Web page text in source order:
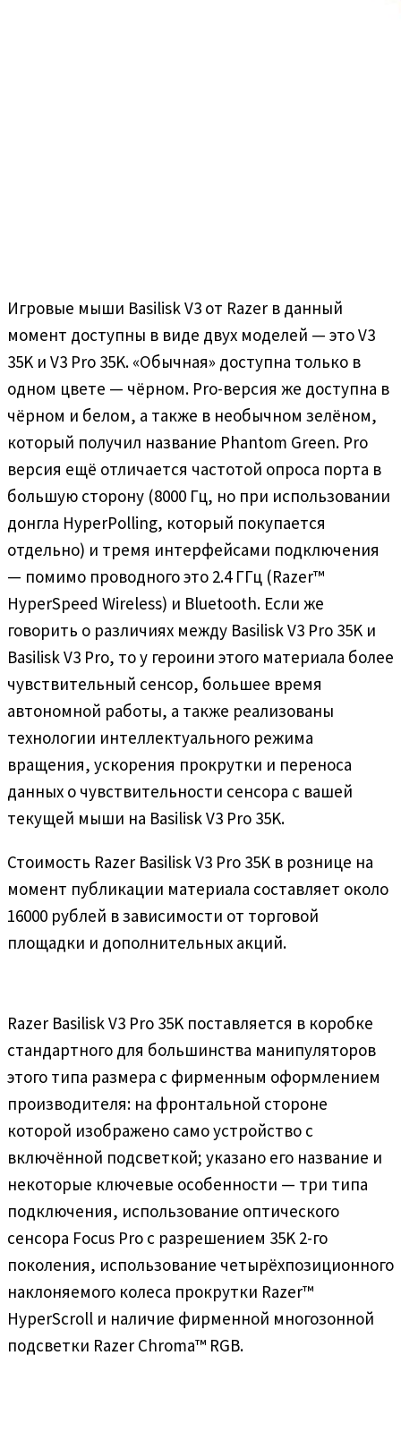
Игровые мыши Basilisk V3 от Razer в данный
момент доступны в виде двух моделей — это V3
35K и V3 Pro 35K. «Обычная» доступна только в
одном цвете — чёрном. Pro-версия же доступна в
чёрном и белом, а также в необычном зелёном,
который получил название Phantom Green. Pro
версия ещё отличается частотой опроса порта в
большую сторону (8000 Гц, но при использовании
донгла HyperPolling, который покупается
отдельно) и тремя интерфейсами подключения
— помимо проводного это 2.4 ГГц (Razer™
HyperSpeed Wireless) и Bluetooth. Если же
говорить о различиях между Basilisk V3 Pro 35K и
Basilisk V3 Pro, то у героини этого материала более
чувствительный сенсор, большее время
автономной работы, а также реализованы
технологии интеллектуального режима
вращения, ускорения прокрутки и переноса
данных о чувствительности сенсора с вашей
текущей мыши на Basilisk V3 Pro 35K.
Стоимость Razer Basilisk V3 Pro 35K в рознице на
момент публикации материала составляет около
16000 рублей в зависимости от торговой
площадки и дополнительных акций.
Razer Basilisk V3 Pro 35K поставляется в коробке
стандартного для большинства манипуляторов
этого типа размера с фирменным оформлением
производителя: на фронтальной стороне
которой изображено само устройство с
включённой подсветкой; указано его название и
некоторые ключевые особенности — три типа
подключения, использование оптического
сенсора Focus Pro с разрешением 35K 2-го
поколения, использование четырёхпозиционного
наклоняемого колеса прокрутки Razer™
HyperScroll и наличие фирменной многозонной
подсветки Razer Chroma™ RGB.